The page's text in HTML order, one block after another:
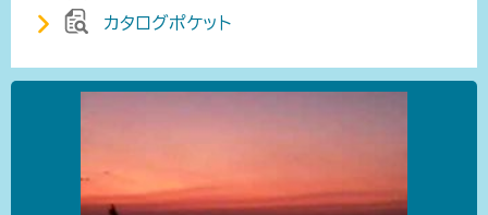
カタログポケット